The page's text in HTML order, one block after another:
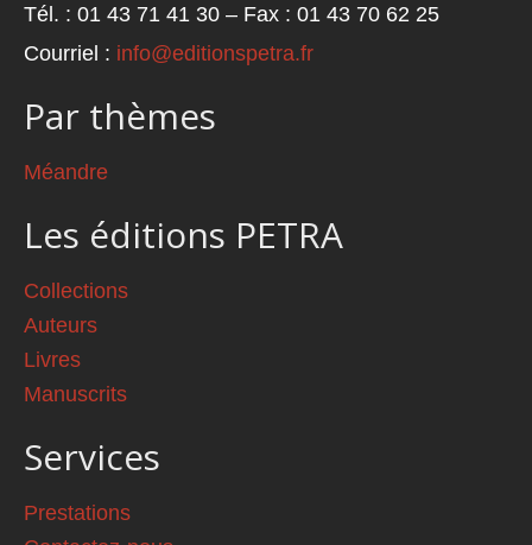
Tél. : 01 43 71 41 30 – Fax : 01 43 70 62 25
Courriel : info@editionspetra.fr
Par thèmes
Méandre
Les éditions PETRA
Collections
Auteurs
Livres
Manuscrits
Services
Prestations